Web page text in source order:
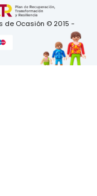
de Ocasión © 2015 -